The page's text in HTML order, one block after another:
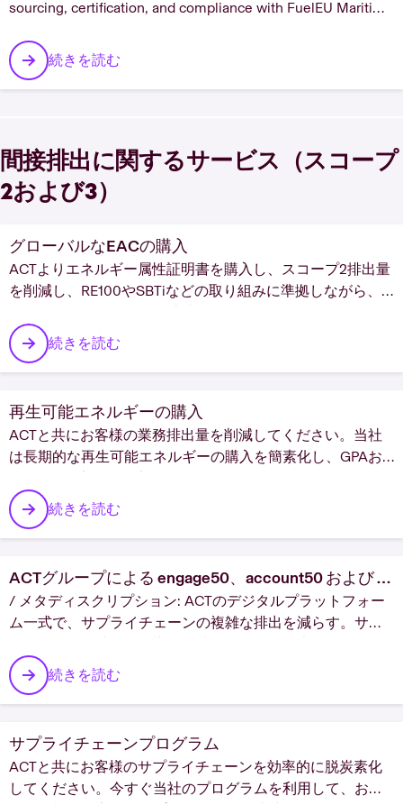
sourcing, certification, and compliance with FuelEU Maritime
続きを読む
間接排出に関するサービス（スコープ
2および3）
グローバルなEACの購入
ACTよりエネルギー属性証明書を購入し、スコープ2排出量
を削減し、RE100やSBTiなどの取り組みに準拠しながら、
続きを読む
再生可能エネルギーの購入
ACTと共にお客様の業務排出量を削減してください。当社
は長期的な再生可能エネルギーの購入を簡素化し、GPAお
続きを読む
ACTグループによる engage50、account50 および act50 | 脱炭素化向けのデジタルツール
/ メタディスクリプション: ACTのデジタルプラットフォー
ム一式で、サプライチェーンの複雑な排出を減らす。サプ
モを予約しましょう。
続きを読む
サプライチェーンプログラム
ACTと共にお客様のサプライチェーンを効率的に脱炭素化
してください。今すぐ当社のプログラムを利用して、お客